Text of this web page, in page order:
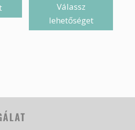
Válassz
lehetőséget